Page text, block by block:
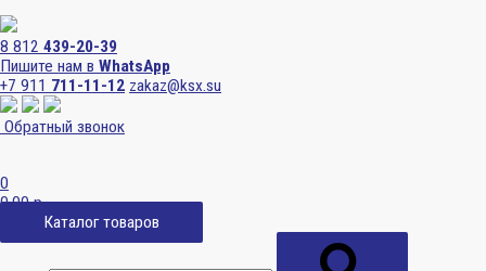
8 812 439-20-39
Пишите нам в WhatsApp
+7 911 711-11-12 zakaz@ksx.su
Обратный звонок
0
0,00р.
Каталог товаров